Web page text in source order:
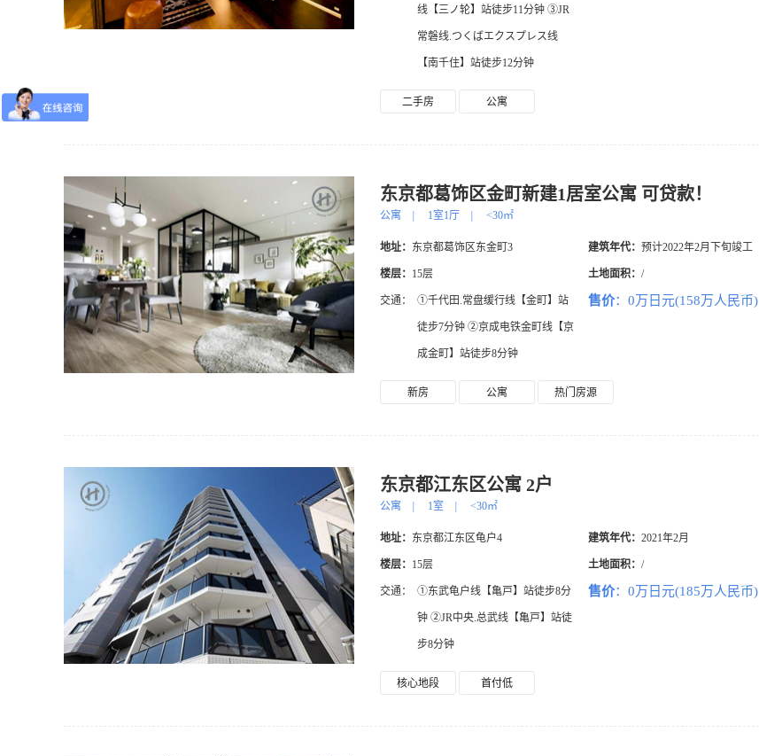
线【三ノ轮】站徒步11分钟 ③JR
常磐线.つくばエクスプレス线
【南千住】站徒步12分钟
二手房 公寓
东京都葛饰区金町新建1居室公寓 可贷款！
公寓 1室1厅 <30㎡
地址： 东京都葛饰区东金町3 建筑年代： 预计2022年2月下旬竣工
楼层： 15层 土地面积： /
交通： ①千代田.常盘缓行线【金町】站
徒步7分钟 ②京成电铁金町线【京
成金町】站徒步8分钟
售价：0万日元(158万人民币)
新房 公寓 热门房源
东京都江东区公寓 2户
公寓 1室 <30㎡
地址： 东京都江东区龟户4 建筑年代： 2021年2月
楼层： 15层 土地面积： /
交通： ①东武龟户线【亀戸】站徒步8分
钟 ②JR中央.总武线【亀戸】站徒
步8分钟
售价：0万日元(185万人民币)
核心地段 首付低